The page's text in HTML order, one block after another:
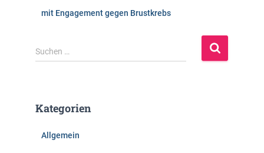
mit Engagement gegen Brustkrebs
S
u
n
Suchen …
Kategorien
Allgemein